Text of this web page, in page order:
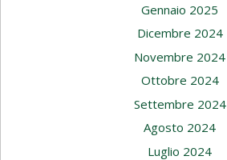
Gennaio 2025
Dicembre 2024
Novembre 2024
Ottobre 2024
Settembre 2024
Agosto 2024
Luglio 2024